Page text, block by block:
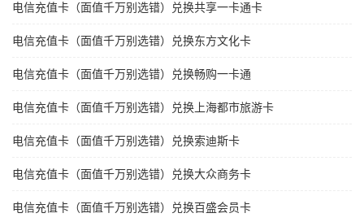
电信充值卡（面值千万别选错）兑换共享一卡通卡
电信充值卡（面值千万别选错）兑换东方文化卡
电信充值卡（面值千万别选错）兑换畅购一卡通
电信充值卡（面值千万别选错）兑换上海都市旅游卡
电信充值卡（面值千万别选错）兑换索迪斯卡
电信充值卡（面值千万别选错）兑换大众商务卡
电信充值卡（面值千万别选错）兑换百盛会员卡